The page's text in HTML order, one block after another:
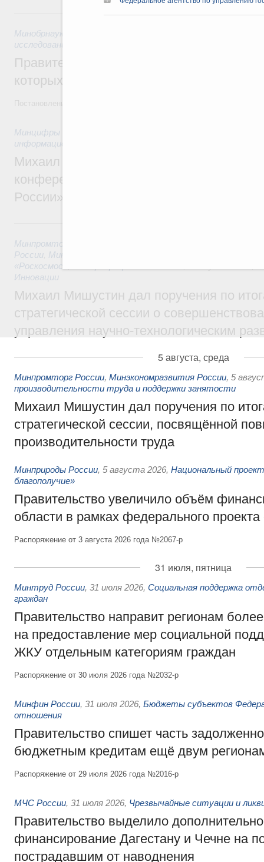
8 августа, суббота
Минобрнауки России
исследований и разработок
Правительство расширило перечень
которых освобождаются от НДФЛ
Минцифры России
информационных технологий
Михаил Мишустин дал поручения по
конференции «Цифровая индустрия
России»
Минпромторг России
России Минсельхоз России
«Роскосмос»
Инновации
Михаил Мишустин дал поручения по
стратегической сессии о
управления научно-технологическим
5 августа, среда
Минпромторг России, Минэкономразвития России, 5
производительности труда и поддержки занятости
Михаил Мишустин дал поручения по
стратегической сессии, посвящённой
производительности труда
Минприроды России, 5 августа 2026, Национальный
благополучие»
Правительство увеличило объём
области в рамках федерального
Распоряжение от 3 августа 2026 года №2067-р
31 июля, пятница
Минтруд России, 31 июля 2026, Социальная поддержка
граждан
Правительство направит регионам
на предоставление мер социальной
ЖКУ отдельным категориям граждан
Распоряжение от 30 июля 2026 года №2032-р
Минфин России, 31 июля 2026, Бюджеты субъектов
отношения
Правительство спишет часть
бюджетным кредитам ещё двум
Распоряжение от 29 июля 2026 года №2016-р
МЧС России, 31 июля 2026, Чрезвычайные ситуации и
Правительство выделило
финансирование Дагестану и Чечне на
пострадавшим от наводнения